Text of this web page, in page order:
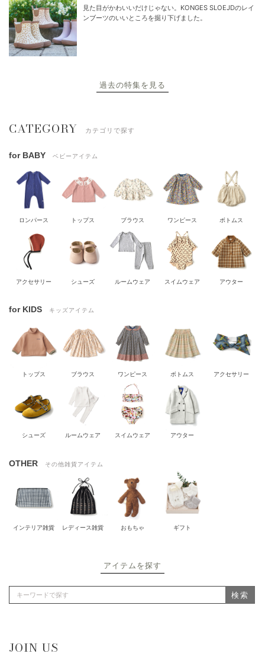
見た目がかわいいだけじゃない。KONGES SLOEJDのレイ
ンブーツのいいところを掘り下げました。
過去の特集を見る
CATEGORY カテゴリで探す
for BABY ベビーアイテム
ロンパース トップス ブラウス ワンピース ボトムス
アクセサリー シューズ ルームウェア スイムウェア アウター
for KIDS キッズアイテム
トップス ブラウス ワンピース ボトムス アクセサリー
シューズ ルームウェア スイムウェア アウター
OTHER その他雑貨アイテム
インテリア雑貨 レディース雑貨 おもちゃ ギフト
アイテムを探す
検索
JOIN US